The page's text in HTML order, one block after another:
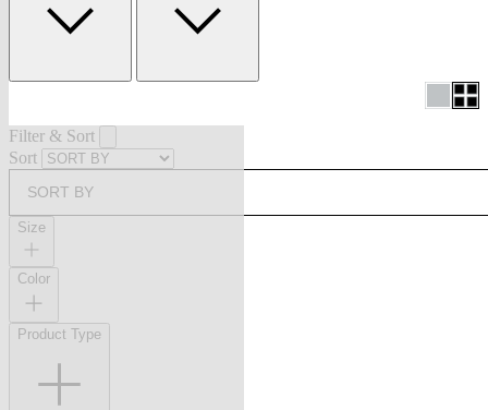
Filter & Sort
Sort
SORT BY
Size
Color
Product Type